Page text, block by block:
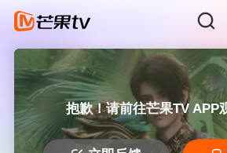
抱歉！请前往芒果TV APP